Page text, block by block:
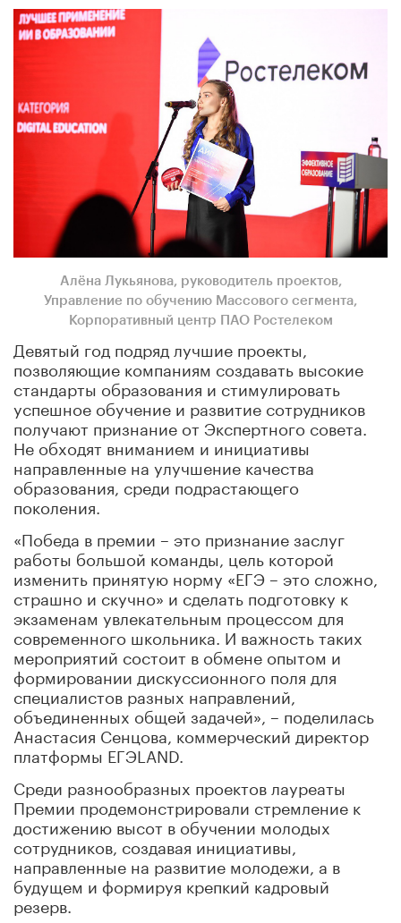
Алёна Лукьянова, руководитель проектов,
Управление по обучению Массового сегмента,
Корпоративный центр ПАО Ростелеком
Девятый год подряд лучшие проекты,
позволяющие компаниям создавать высокие
стандарты образования и стимулировать
успешное обучение и развитие сотрудников
получают признание от Экспертного совета.
Не обходят вниманием и инициативы
направленные на улучшение качества
образования, среди подрастающего
поколения.
«Победа в премии – это признание заслуг
работы большой команды, цель которой
изменить принятую норму «ЕГЭ – это сложно,
страшно и скучно» и сделать подготовку к
экзаменам увлекательным процессом для
современного школьника. И важность таких
мероприятий состоит в обмене опытом и
формировании дискуссионного поля для
специалистов разных направлений,
объединенных общей задачей», – поделилась
Анастасия Сенцова, коммерческий директор
платформы ЕГЭLAND.
Среди разнообразных проектов лауреаты
Премии продемонстрировали стремление к
достижению высот в обучении молодых
сотрудников, создавая инициативы,
направленные на развитие молодежи, а в
будущем и формируя крепкий кадровый
резерв.